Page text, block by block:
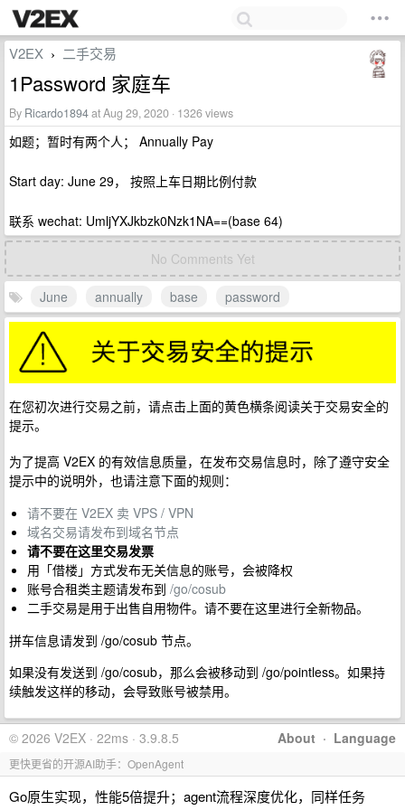
V2EX › 二手交易
1Password 家庭车
By Ricardo1894at Aug 29, 2020 · 1326 views
如题；暂时有两个人； Annually Pay
Start day: June 29， 按照上车日期比例付款
联系 wechat: UmljYXJkbzk0Nzk1NA==(base 64)
No Comments Yet
June annually base password
在您初次进行交易之前，请点击上面的黄色横条阅读关于交易安全的
提示。
为了提高 V2EX 的有效信息质量，在发布交易信息时，除了遵守安全
提示中的说明外，也请注意下面的规则：
请不要在 V2EX 卖 VPS / VPN
域名交易请发布到域名节点
请不要在这里交易发票
用「借楼」方式发布无关信息的账号，会被降权
账号合租类主题请发布到 /go/cosub
二手交易是用于出售自用物件。请不要在这里进行全新物品。
拼车信息请发到 /go/cosub 节点。
如果没有发送到 /go/cosub，那么会被移动到 /go/pointless。如果持
续触发这样的移动，会导致账号被禁用。
About · Language
© 2026 V2EX · 22ms · 3.9.8.5
更快更省的开源AI助手：OpenAgent
Go原生实现，性能5倍提升；agent流程深度优化，同样任务